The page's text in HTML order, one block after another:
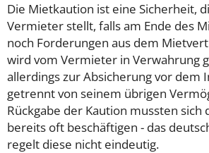
Die Mietkaution ist eine Sicherheit,
Vermieter stellt, falls am Ende des
noch Forderungen aus dem
wird vom Vermieter in Verwahrung
allerdings zur Absicherung vor dem
getrennt von seinem übrigen
Rückgabe der Kaution mussten sich
bereits oft beschäftigen - das
regelt diese nicht eindeutig.